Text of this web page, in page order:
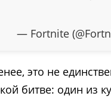
— Fortnite
это не
битве: один из